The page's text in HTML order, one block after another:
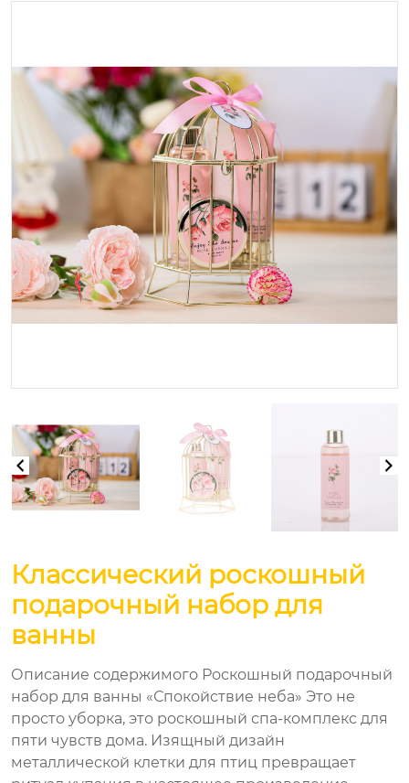
Классический роскошный
подарочный набор для
ванны
Описание содержимого Роскошный подарочный
набор для ванны «Спокойствие неба» Это не
просто уборка, это роскошный спа-комплекс для
пяти чувств дома. Изящный дизайн
металлической клетки для птиц превращает